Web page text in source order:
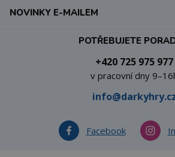
POTŘEBUJETE
+420 725 975 977
v pracovní dny
Facebook
NOVINKY E-MAILEM